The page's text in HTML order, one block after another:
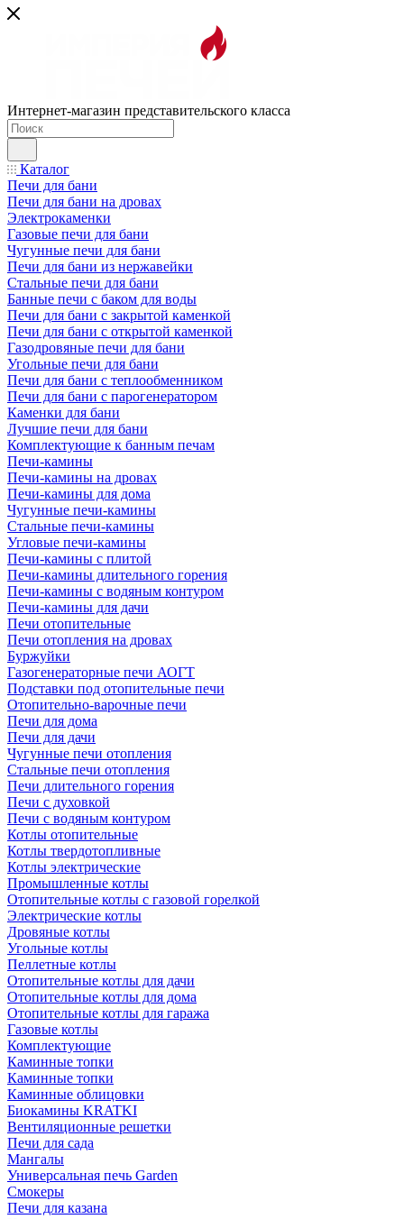
Интернет-магазин представительского класса
Каталог
Печи для бани
Печи для бани на дровах
Электрокаменки
Газовые печи для бани
Чугунные печи для бани
Печи для бани из нержавейки
Стальные печи для бани
Банные печи с баком для воды
Печи для бани с закрытой каменкой
Печи для бани с открытой каменкой
Газодровяные печи для бани
Угольные печи для бани
Печи для бани с теплообменником
Печи для бани с парогенератором
Каменки для бани
Лучшие печи для бани
Комплектующие к банным печам
Печи-камины
Печи-камины на дровах
Печи-камины для дома
Чугунные печи-камины
Стальные печи-камины
Угловые печи-камины
Печи-камины с плитой
Печи-камины длительного горения
Печи-камины с водяным контуром
Печи-камины для дачи
Печи отопительные
Печи отопления на дровах
Буржуйки
Газогенераторные печи АОГТ
Подставки под отопительные печи
Отопительно-варочные печи
Печи для дома
Печи для дачи
Чугунные печи отопления
Стальные печи отопления
Печи длительного горения
Печи с духовкой
Печи с водяным контуром
Котлы отопительные
Котлы твердотопливные
Котлы электрические
Промышленные котлы
Отопительные котлы с газовой горелкой
Электрические котлы
Дровяные котлы
Угольные котлы
Пеллетные котлы
Отопительные котлы для дачи
Отопительные котлы для дома
Отопительные котлы для гаража
Газовые котлы
Комплектующие
Каминные топки
Каминные топки
Каминные облицовки
Биокамины KRATKI
Вентиляционные решетки
Печи для сада
Мангалы
Универсальная печь Garden
Смокеры
Печи для казана